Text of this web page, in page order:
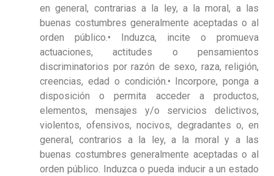
en general, contrarias a la ley, a la moral, a las
buenas costumbres generalmente aceptadas o al
orden público.• Induzca, incite o promueva
actuaciones, actitudes o pensamientos
discriminatorios por razón de sexo, raza, religión,
creencias, edad o condición.• Incorpore, ponga a
disposición o permita acceder a productos,
elementos, mensajes y/o servicios delictivos,
violentos, ofensivos, nocivos, degradantes o, en
general, contrarios a la ley, a la moral y a las
buenas costumbres generalmente aceptadas o al
orden público. Induzca o pueda inducir a un estado